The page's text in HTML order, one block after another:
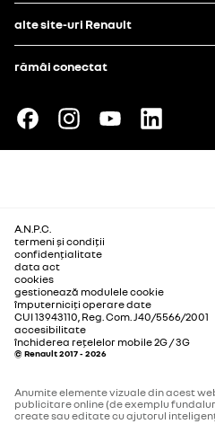
alte site-uri Renault
rămâi conectat
A.N.P.C.
termeni și condiții
confidențialitate
data act
cookies
gestionează modulele cookie
împuterniciți operare date
CUI 13943110, Reg. Com. J40/5566/2001
accesibilitate
închiderea rețelelor mobile 2G / 3G
© Renault 2017 - 2026
Anumite elemente vizuale din acest
publicitare online (de exemplu
create sau editate cu ajutorul